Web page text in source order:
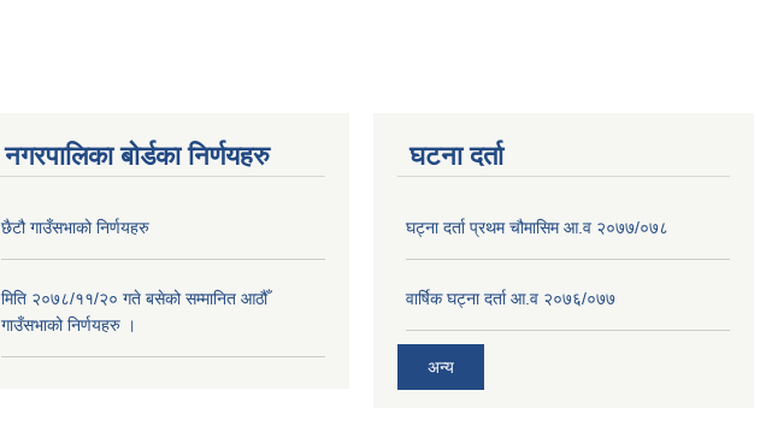
नगरपालिका बोर्डका निर्णयहरु
छैटौ गाउँसभाको निर्णयहरु
मिति २०७८/११/२० गते बसेको सम्मानित आठौँ
गाउँसभाको निर्णयहरु ।
घटना दर्ता
घट्ना दर्ता प्रथम चौमासिम आ.व २०७७/०७८
वार्षिक घट्ना दर्ता आ.व २०७६/०७७
अन्य